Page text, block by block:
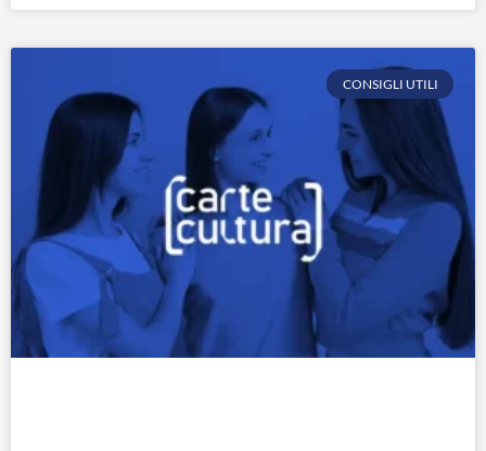
CONSIGLI UTILI